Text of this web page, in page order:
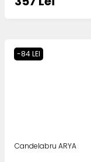
-84 LEI
Candelabru ARYA